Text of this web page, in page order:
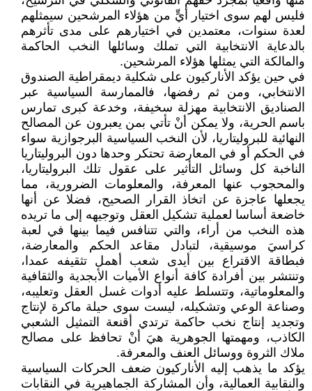
فليس لهم سوى اختيار أيٍّ من هؤلاء المرشحين سيمثلهم
لعدة سنوات، معتمدين في اختيارهم على مدى تأثرهم
بالدعاية الانتخابية التي تملك وسائلها النخب الحاكمة
والمالكة التي يمثلها هؤلاء المرشحين.
في حين يؤكد الأناركيون على شكلية ديمقراطية الصندوق
الانتخابي، ومن ثم رفضها، فالممارسة السياسية عبر
الصناديق الانتخابية مهزلة سخيفة، وخدعة كبرى تمارس
باسم الحرية، ولا يمكن أنْ تأتي بمن يعبرون عن المصالح
النهائية للبروليتاريا، لأن النخب السياسية البرجوازية سواء
في الحكم أو في المعارضة تحتكر وحدها دون البروليتاريا
الناخبة كل وسائل التأثير على عقول تلك البروليتاريا،
والمحجوب عنها المعرفة، والمعلومات الضرورية، مما
يجعلها عاجزة عن اتخاذ القرار الصحيح، فضلا عن أنها
خاضعة أساسا لعملية تشكيل العقل وتوجيهه إلى ما تريده
هذه النخب من أراء، والتي تتنافس فيما بينها في لعبة
كراسيَ موسيقية، لتبادل مقاعد الحكم والمعارضة،
فبطاقة الاقتراع بين أيدى شعب أهمل تثقيفه عمدا،
وتنتشر بين أفرادة كافة أنواع الأميات الأبجدية والثقافية
والمعلوماتية، وتتسلط عليه أدوات غسل العقل وتعليبه،
وصناعة الوعي وتشكيله، ليست سوى حيلة ماكرة لإنتاج
وتجديد إنتاج نخب حاكمة ترتدي أقنعة التمثيل الشعبي
الكاذب، ومهمتها الجوهرية هيَ أنْ تحافظ على مصالح
ملاك الثروة ووسائل العنف والمعرفة.
يؤكد ما يذهب إليه الأناركيون ضعف الحركات السياسية
والنقابية العمالية، وأن المشاركة الجماهيرية في النقابات